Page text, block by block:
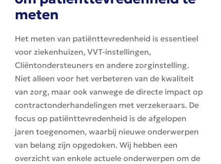
meten
Het meten van patiënttevredenheid is essentieel
voor ziekenhuizen, VVT-instellingen,
Cliëntondersteuners en andere zorginstelling.
Niet alleen voor het verbeteren van de kwaliteit
van zorg, maar ook vanwege de directe impact op
contractonderhandelingen met verzekeraars. De
focus op patiënttevredenheid is de afgelopen
jaren toegenomen, waarbij nieuwe onderwerpen
van belang zijn opgedoken. Wij hebben een
overzicht van enkele actuele onderwerpen om de